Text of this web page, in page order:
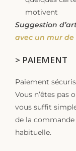
motivent
Suggestion
avec un mur de
> PAIEMENT
Paiement
Vous n’êtes pas
vous suffit
de la
habituelle.